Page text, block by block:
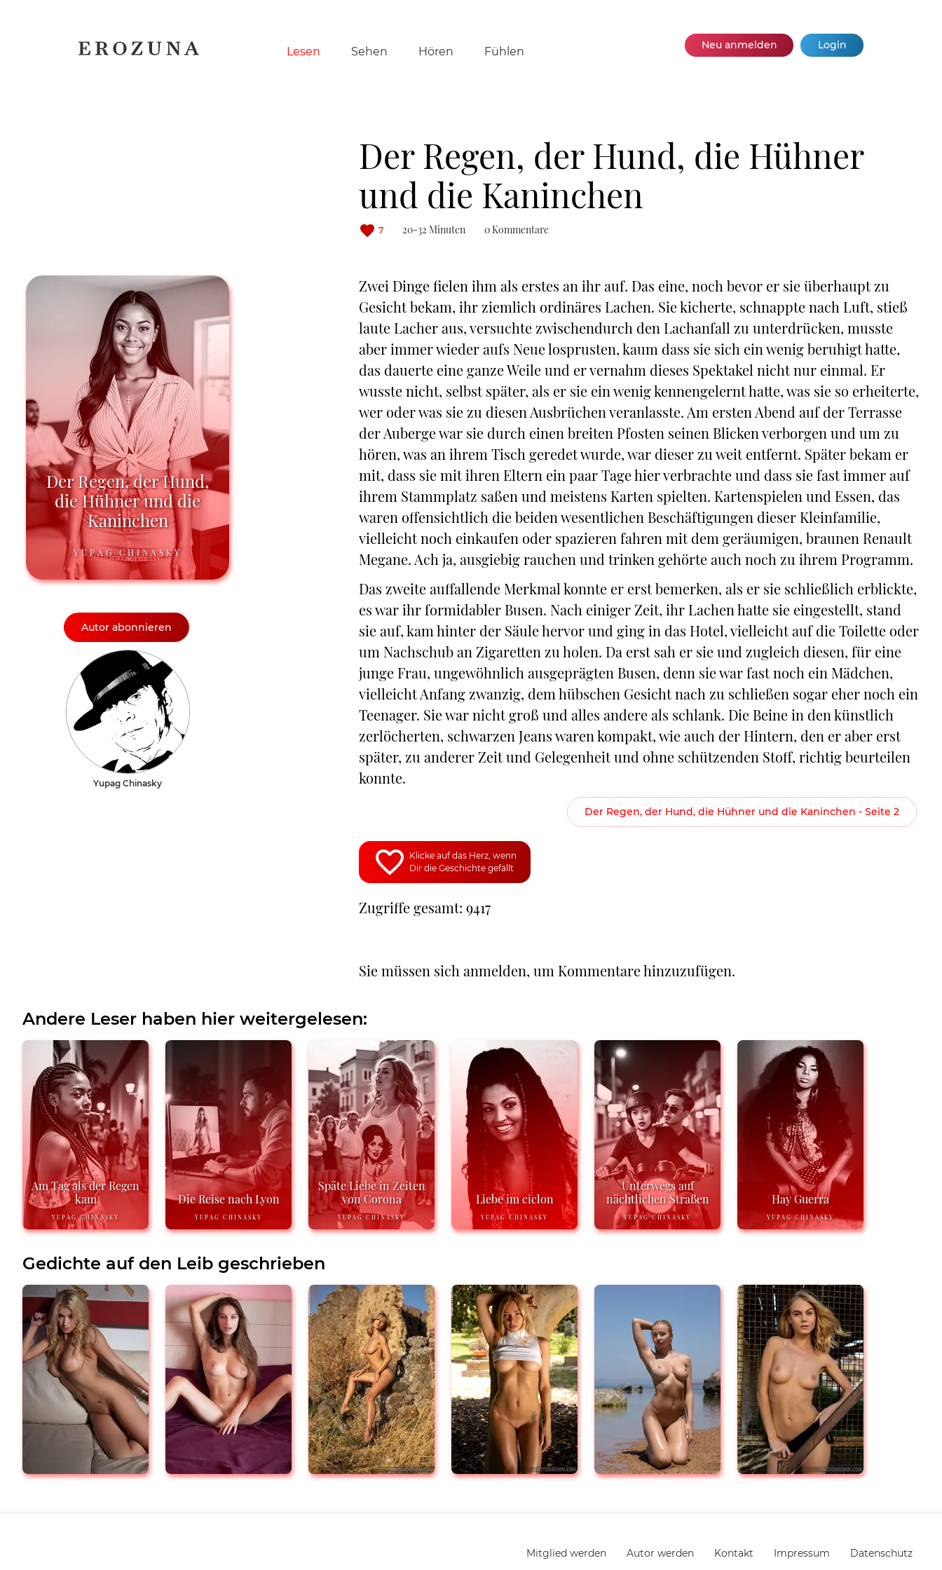
Navigation
Lesen Sehen Hören Fühlen Neu anmelden Login
Der Regen, der Hund, die Hühner
und die Kaninchen
7 20-32 Minuten 0 Kommentare
Der Regen, der Hund,
die Hühner und die
Kaninchen
YUPAG CHINASKY
Autor abonnieren
Yupag Chinasky
Zwei Dinge fielen ihm als erstes an ihr auf. Das eine, noch bevor er sie überhaupt zu
Gesicht bekam, ihr ziemlich ordinäres Lachen. Sie kicherte, schnappte nach Luft, stieß
laute Lacher aus, versuchte zwischendurch den Lachanfall zu unterdrücken, musste
aber immer wieder aufs Neue losprusten, kaum dass sie sich ein wenig beruhigt hatte,
das dauerte eine ganze Weile und er vernahm dieses Spektakel nicht nur einmal. Er
wusste nicht, selbst später, als er sie ein wenig kennengelernt hatte, was sie so erheiterte,
wer oder was sie zu diesen Ausbrüchen veranlasste. Am ersten Abend auf der Terrasse
der Auberge war sie durch einen breiten Pfosten seinen Blicken verborgen und um zu
hören, was an ihrem Tisch geredet wurde, war dieser zu weit entfernt. Später bekam er
mit, dass sie mit ihren Eltern ein paar Tage hier verbrachte und dass sie fast immer auf
ihrem Stammplatz saßen und meistens Karten spielten. Kartenspielen und Essen, das
waren offensichtlich die beiden wesentlichen Beschäftigungen dieser Kleinfamilie,
vielleicht noch einkaufen oder spazieren fahren mit dem geräumigen, braunen Renault
Megane. Ach ja, ausgiebig rauchen und trinken gehörte auch noch zu ihrem Programm.
Das zweite auffallende Merkmal konnte er erst bemerken, als er sie schließlich erblickte,
es war ihr formidabler Busen. Nach einiger Zeit, ihr Lachen hatte sie eingestellt, stand
sie auf, kam hinter der Säule hervor und ging in das Hotel, vielleicht auf die Toilette oder
um Nachschub an Zigaretten zu holen. Da erst sah er sie und zugleich diesen, für eine
junge Frau, ungewöhnlich ausgeprägten Busen, denn sie war fast noch ein Mädchen,
vielleicht Anfang zwanzig, dem hübschen Gesicht nach zu schließen sogar eher noch ein
Teenager. Sie war nicht groß und alles andere als schlank. Die Beine in den künstlich
zerlöcherten, schwarzen Jeans waren kompakt, wie auch der Hintern, den er aber erst
später, zu anderer Zeit und Gelegenheit und ohne schützenden Stoff, richtig beurteilen
konnte.
Der Regen, der Hund, die Hühner und die Kaninchen - Seite 2
Klicke auf das Herz, wenn
Dir die Geschichte gefällt
Zugriffe gesamt: 9417
Sie müssen sich anmelden, um Kommentare hinzuzufügen.
Andere Leser haben hier weitergelesen:
Am Tag als der Regen
kam
YUPAG CHINASKY
Die Reise nach Lyon
YUPAG CHINASKY
Späte Liebe in Zeiten
von Corona
YUPAG CHINASKY
Liebe im ciclon
YUPAG CHINASKY
Unterwegs auf
nächtlichen Straßen
YUPAG CHINASKY
Hay Guerra
YUPAG CHINASKY
Gedichte auf den Leib geschrieben
Navigation
Mitglied werden Autor werden Kontakt Impressum Datenschutz